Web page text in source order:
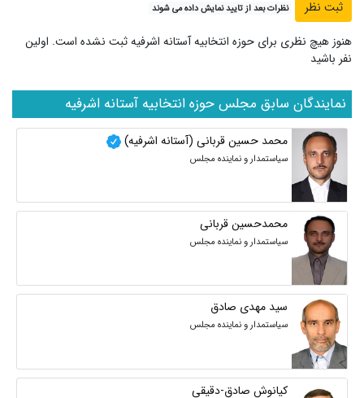
نظرات بعد از تایید نمایش داده می شوند
هنوز هیچ نظری برای حوزه انتخابیه آستانه اشرفیه ثبت نشده است. اولین
نفر باشید
نمایندگان سابق مجلس حوزه انتخابیه آستانه اشرفیه
محمد حسین قربانی (آستانه اشرفیه)
سیاستمدار و نماینده مجلس
محمدحسین قربانی
سیاستمدار و نماینده مجلس
سید مهدی صادق
سیاستمدار و نماینده مجلس
کیانوش صادق-دقیقی